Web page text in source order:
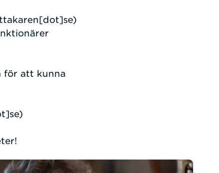
för att kunna